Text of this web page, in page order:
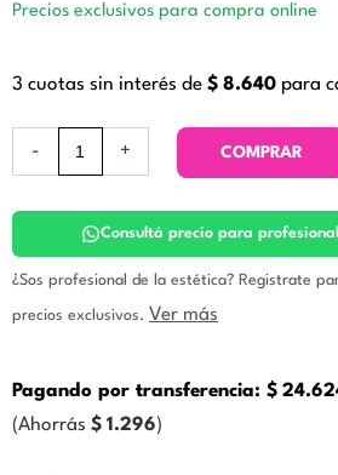
Precios exclusivos para compra online
3 cuotas sin interés de $ 8.640 para
-
cantidad
+ COMPRAR
Consultá precio para
¿Sos profesional de la estética? Registrate
precios exclusivos. Ver más
Pagando por transferencia: $
(Ahorrás $ 1.296)